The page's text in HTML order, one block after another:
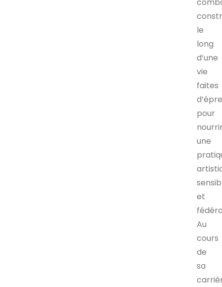
le
long
d’une
vie
faites
pour
une
et
Au
cours
de
sa